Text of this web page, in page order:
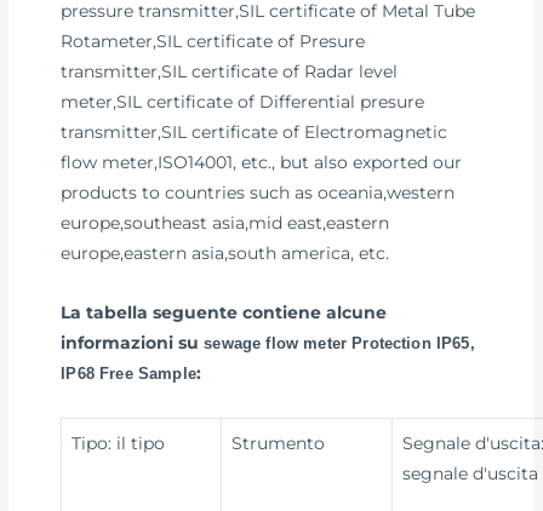
pressure transmitter,SIL certificate of Metal Tube
Rotameter,SIL certificate of Presure
transmitter,SIL certificate of Radar level
meter,SIL certificate of Differential presure
transmitter,SIL certificate of Electromagnetic
flow meter,ISO14001, etc., but also exported our
products to countries such as oceania,western
europe,southeast asia,mid east,eastern
europe,eastern asia,south america, etc.
La tabella seguente contiene alcune
informazioni susewage flow meter Protection IP65,
IP68 Free Sample:
Tipo: il tipo Strumento
Segnale
segnale d'uscita